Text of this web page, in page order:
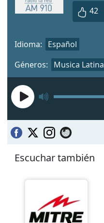
42
Géneros: Musica Latina
Idioma: Español
Escuchar también